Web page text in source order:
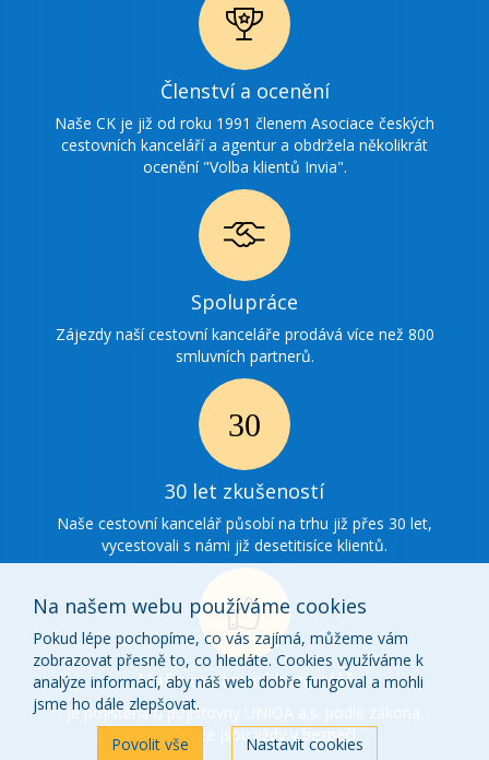
Ikonka
ocenění
Členství a ocenění
Naše CK je již od roku 1991 členem Asociace českých
cestovních kanceláří a agentur a obdržela několikrát
ocenění "Volba klientů Invia".
Ikonka
spolupráce
Spolupráce
Zájezdy naší cestovní kanceláře prodává více než 800
smluvních partnerů.
30 Ikonka
zkušenosti
30 let zkušeností
Naše cestovní kancelář působí na trhu již přes 30 let,
vycestovali s námi již desetitisíce klientů.
Ikonka
o
nás
Naše cestovní kancelář
je pojištěna u pojišťovny UNIQA a.s. podle zákona.
Vaše peníze jsou vždy v bezpečí.
Na našem webu používáme cookies
Pokud lépe pochopíme, co vás zajímá, můžeme vám
zobrazovat přesně to, co hledáte. Cookies využíváme k
analýze informací, aby náš web dobře fungoval a mohli
jsme ho dále zlepšovat.
Povolit vše
Nastavit cookies